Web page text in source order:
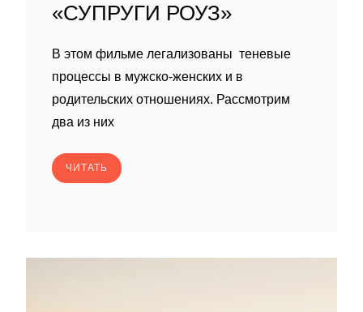
«СУПРУГИ РОУЗ»
В этом фильме легализованы теневые
процессы в мужско-женских и в
родительских отношениях. Рассмотрим
два из них
ЧИТАТЬ